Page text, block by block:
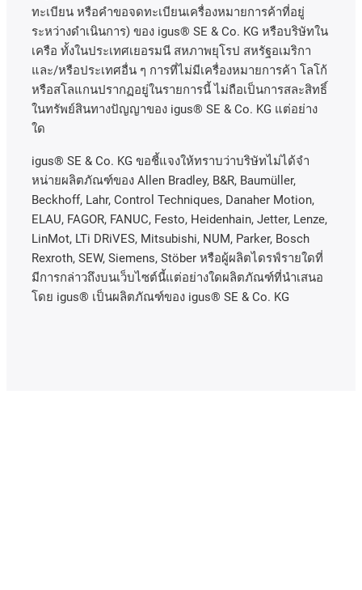
ทะเบียน หรือคำขอจดทะเบียนเครื่องหมายการค้าที่อยู่
ระหว่างดำเนินการ) ของ igus® SE & Co. KG หรือบริษัทใน
เครือ ทั้งในประเทศเยอรมนี สหภาพยุโรป สหรัฐอเมริกา
และ/หรือประเทศอื่น ๆ การที่ไม่มีเครื่องหมายการค้า โลโก้
หรือสโลแกนปรากฏอยู่ในรายการนี้ ไม่ถือเป็นการสละสิทธิ์
ในทรัพย์สินทางปัญญาของ igus® SE & Co. KG แต่อย่าง
ใด
igus® SE & Co. KG ขอชี้แจงให้ทราบว่าบริษัทไม่ได้จํา
หน่ายผลิตภัณฑ์ของ Allen Bradley, B&R, Baumüller,
Beckhoff, Lahr, Control Techniques, Danaher Motion,
ELAU, FAGOR, FANUC, Festo, Heidenhain, Jetter, Lenze,
LinMot, LTi DRiVES, Mitsubishi, NUM, Parker, Bosch
Rexroth, SEW, Siemens, Stöber หรือผู้ผลิตไดรฟ์รายใดที่
มีการกล่าวถึงบนเว็บไซต์นี้แต่อย่างใดผลิตภัณฑ์ที่นําเสนอ
โดย igus® เป็นผลิตภัณฑ์ของ igus® SE & Co. KG